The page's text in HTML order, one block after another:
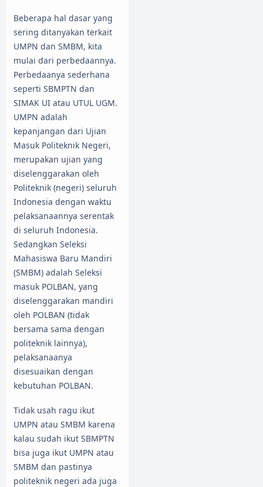
Beberapa hal dasar yang
sering ditanyakan terkait
UMPN dan SMBM, kita
mulai dari perbedaannya.
Perbedaanya sederhana
seperti SBMPTN dan
SIMAK UI atau UTUL UGM.
UMPN adalah
kepanjangan dari Ujian
Masuk Politeknik Negeri,
merupakan ujian yang
diselenggarakan oleh
Politeknik (negeri) seluruh
Indonesia dengan waktu
pelaksanaannya serentak
di seluruh Indonesia.
Sedangkan Seleksi
Mahasiswa Baru Mandiri
(SMBM) adalah Seleksi
masuk POLBAN, yang
diselenggarakan mandiri
oleh POLBAN (tidak
bersama sama dengan
politeknik lainnya),
pelaksanaanya
disesuaikan dengan
kebutuhan POLBAN.
Tidak usah ragu ikut
UMPN atau SMBM karena
kalau sudah ikut SBMPTN
bisa juga ikut UMPN atau
SMBM dan pastinya
politeknik negeri ada juga